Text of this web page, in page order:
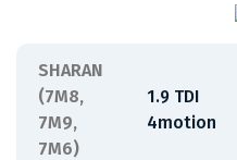
SHARAN
(7M8,
7M9,
7M6)
1.9 TDI
4motion